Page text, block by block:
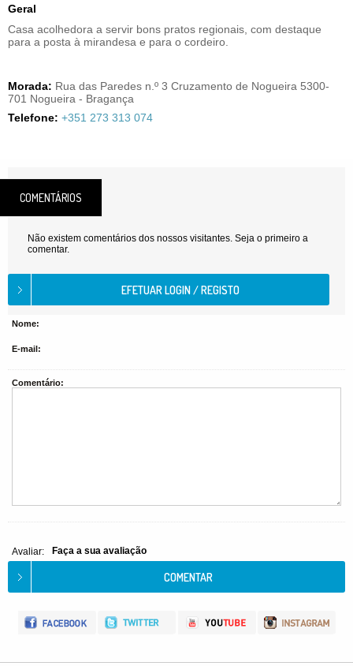
Geral
Casa acolhedora a servir bons pratos regionais, com destaque
para a posta à mirandesa e para o cordeiro.
Morada: Rua das Paredes n.º 3 Cruzamento de Nogueira 5300-
701 Nogueira - Bragança
Telefone: +351 273 313 074
COMENTÁRIOS
Não existem comentários dos nossos visitantes. Seja o primeiro a
comentar.
Nome:
E-mail:
Comentário:
Avaliar: Faça a sua avaliação